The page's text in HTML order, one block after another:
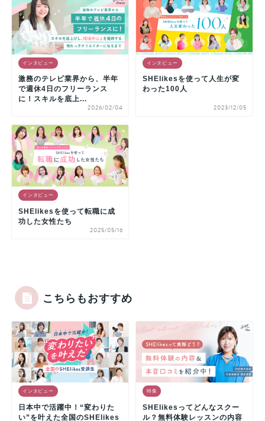
インタビュー
激務のテレビ業界から、半年
で週休4日のフリーランス
に！スキルを底上...
2026/02/04
インタビュー
SHElikesを使って人生が変
わった100人
2023/12/05
インタビュー
SHElikesを使って転職に成
功した女性たち
2025/05/16
こちらもおすすめ
インタビュー
日本中で活躍中！“変わりた
い”を叶えた全国のSHElikes
特集
SHElikesってどんなスクー
ル？無料体験レッスンの内容